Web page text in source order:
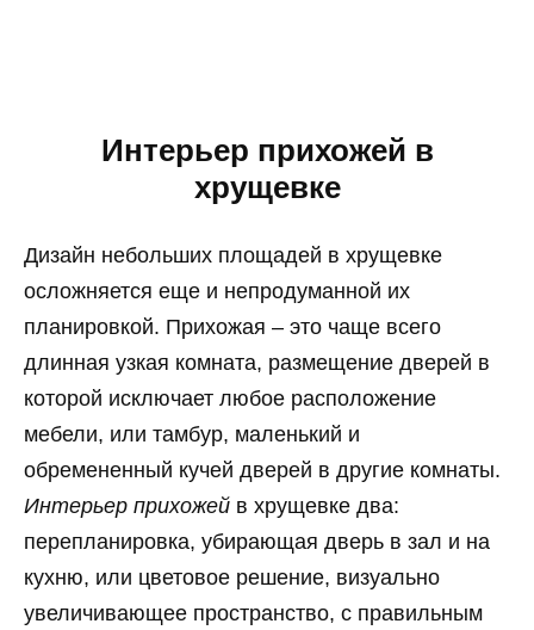
Интерьер прихожей в
хрущевке
Дизайн небольших площадей в хрущевке
осложняется еще и непродуманной их
планировкой. Прихожая – это чаще всего
длинная узкая комната, размещение дверей в
которой исключает любое расположение
мебели, или тамбур, маленький и
обремененный кучей дверей в другие комнаты.
Интерьер прихожей в хрущевке два:
перепланировка, убирающая дверь в зал и на
кухню, или цветовое решение, визуально
увеличивающее пространство, с правильным